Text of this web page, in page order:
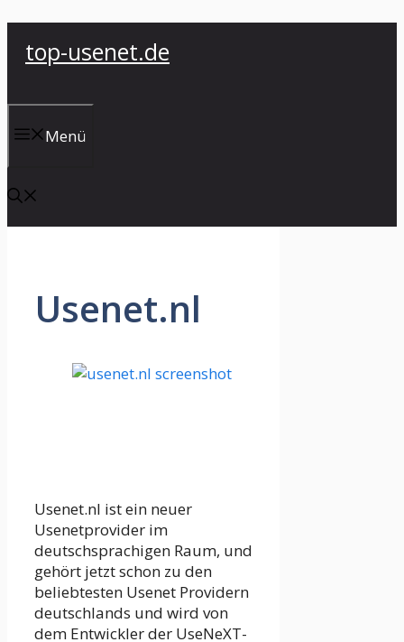
Inhalt
top-usenet.de
Menü
Usenet.nl
Usenet.nl ist ein neuer
Usenetprovider im
deutschsprachigen Raum, und
gehört jetzt schon zu den
beliebtesten Usenet Providern
deutschlands und wird von
dem Entwickler der UseNeXT-